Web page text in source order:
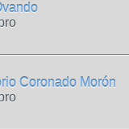
Coronado Morón